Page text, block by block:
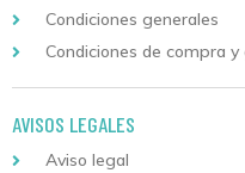
Condiciones generales
Condiciones de compra
AVISOS LEGALES
Aviso legal